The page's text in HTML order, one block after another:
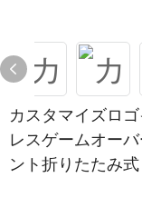
カスタマイズロ
レスゲームオー
ント折りたたみ